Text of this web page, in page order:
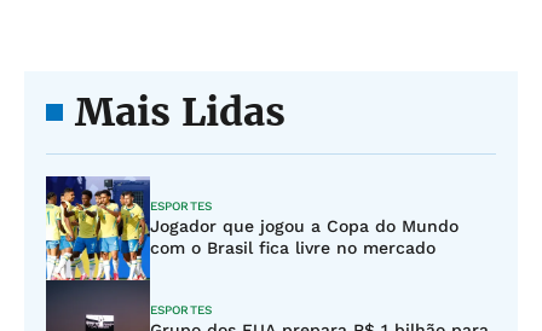
Mais Lidas
ESPORTES
Jogador que jogou a Copa do Mundo
com o Brasil fica livre no mercado
ESPORTES